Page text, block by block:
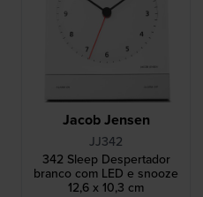
Jacob Jensen
JJ342
342 Sleep Despertador
branco com LED e snooze
12,6 x 10,3 cm